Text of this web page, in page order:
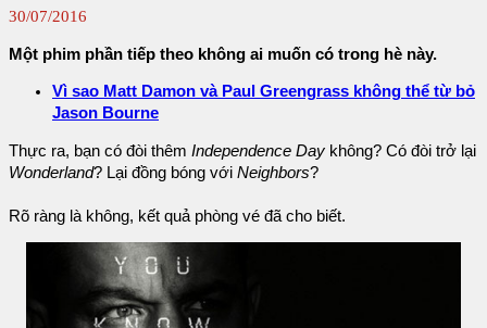
30/07/2016
Một phim phần tiếp theo không ai muốn có trong hè này.
Vì sao Matt Damon và Paul Greengrass không thể từ bỏ
Jason Bourne
Thực ra, bạn có đòi thêm Independence Day không? Có đòi trở lại
Wonderland? Lại đồng bóng với Neighbors?
Rõ ràng là không, kết quả phòng vé đã cho biết.